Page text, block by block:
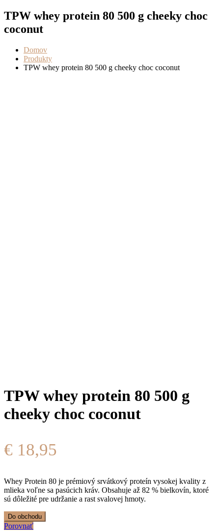
TPW whey protein 80 500 g cheeky choc
coconut
Domov
Produkty
TPW whey protein 80 500 g cheeky choc coconut
TPW whey protein 80 500 g
cheeky choc coconut
€ 18,95
Whey Protein 80 je prémiový srvátkový proteín vysokej kvality z
mlieka voľne sa pasúcich kráv. Obsahuje až 82 % bielkovín, ktoré
sú dôležité pre udržanie a rast svalovej hmoty.
Do obchodu
Porovnať